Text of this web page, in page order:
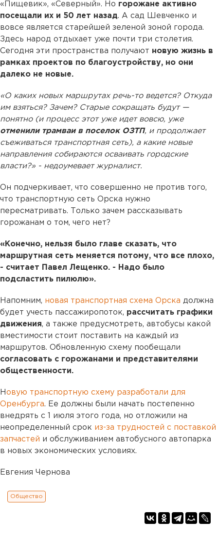
«Пищевик», «Северный». Но горожане активно
посещали их и 50 лет назад. А сад Шевченко и
вовсе является старейшей зеленой зоной города.
Здесь народ отдыхает уже почти три столетия.
Сегодня эти пространства получают новую жизнь в
рамках проектов по благоустройству, но они
далеко не новые.
«О каких новых маршрутах речь-то ведется? Откуда
им взяться? Зачем? Старые сокращать будут —
понятно (и процесс этот уже идет вовсю, уже
отменили трамваи в поселок ОЗТП, и продолжает
съеживаться транспортная сеть), а какие новые
направления собираются осваивать городские
власти?» - недоумевает журналист.
Он подчеркивает, что совершенно не против того,
что транспортную сеть Орска нужно
пересматривать. Только зачем рассказывать
горожанам о том, чего нет?
«Конечно, нельзя было главе сказать, что
маршрутная сеть меняется потому, что все плохо,
- считает Павел Лещенко. - Надо было
подсластить пилюлю».
Напомним, новая транспортная схема Орска должна
будет учесть пассажиропоток, рассчитать графики
движения, а также предусмотреть, автобусы какой
вместимости стоит поставить на каждый из
маршрутов. Обновленную схему пообещали
согласовать с горожанами и представителями
общественности.
Н овую транспортную схему разработали для
Оренбурга. Ее должны были начать постепенно
внедрять с 1 июля этого года, но отложили на
неопределенный срок из-за трудностей с поставкой
запчастей и обслуживанием автобусного автопарка
в новых экономических условиях.
Евгения Чернова
Общество